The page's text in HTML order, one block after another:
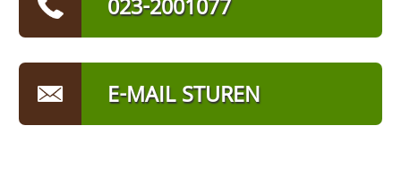
023-2001077
E-MAIL STUREN